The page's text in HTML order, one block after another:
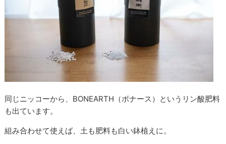
同じニッコーから、BONEARTH（ボナース）というリン酸肥料
も出ています。
組み合わせて使えば、土も肥料も白い鉢植えに。